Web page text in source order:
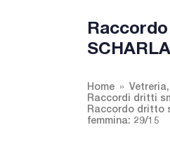
Home
Raccordi dritti
Raccordo dritto
femmina: 29/15